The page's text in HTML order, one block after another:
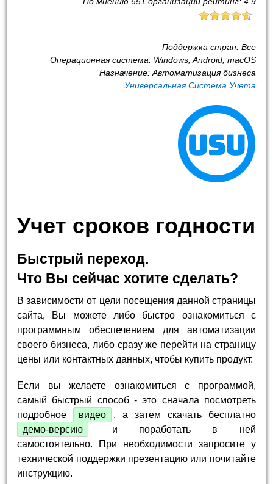
Поддержка стран: Все
Операционная система: Windows, Android, macOS
Назначение: Автоматизация бизнеса
Универсальная Система Учета
Учет сроков годности
Быстрый переход.
Что Вы сейчас хотите сделать?
В зависимости от цели посещения данной страницы
сайта, Вы можете либо быстро ознакомиться с
программным обеспечением для автоматизации
своего бизнеса, либо сразу же перейти на страницу
цены или контактных данных, чтобы купить продукт.
Если вы желаете ознакомиться с программой,
самый быстрый способ - это сначала посмотреть
подробное
видео
, а затем скачать бесплатно
демо-версию
и поработать в ней
самостоятельно. При необходимости запросите у
технической поддержки презентацию или почитайте
инструкцию.